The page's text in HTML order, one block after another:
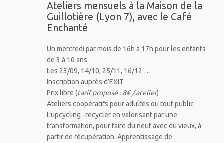
Ateliers mensuels à la Maison de la
Guillotière (Lyon 7), avec le Café
Enchanté
Un mercredi par mois de 16h à 17h pour les enfants
de 3 à 10 ans
Les 23/09, 14/10, 25/11, 16/12 …
Inscription auprès d’EXIT
Prix libre (tarif proposé : 8€ / atelier)
Ateliers coopératifs pour adultes ou tout public
L’upcycling : recycler en valorisant par une
transformation, pour faire du neuf avec du vieux, à
partir de récupération. Apprentissage de